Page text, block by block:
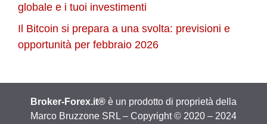
globale e i tuoi investimenti
Il Bitcoin si prepara a una svolta: previsioni e
opportunità per febbraio 2026
Broker-Forex.it® è un prodotto di proprietà della
Marco Bruzzone SRL – Copyright © 2020 – 2024